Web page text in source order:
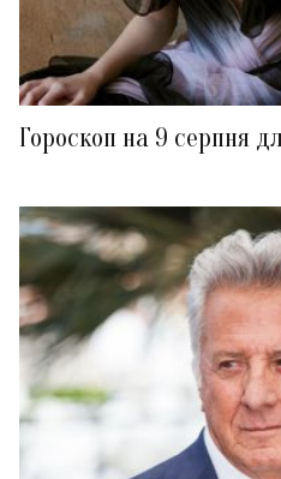
Гороскоп на 9 серпня